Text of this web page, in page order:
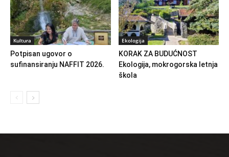
Kultura
Potpisan ugovor o
sufinansiranju NAFFIT 2026.
Ekologija
KORAK ZA BUDUĆNOST
Ekologija, mokrogorska letnja
škola